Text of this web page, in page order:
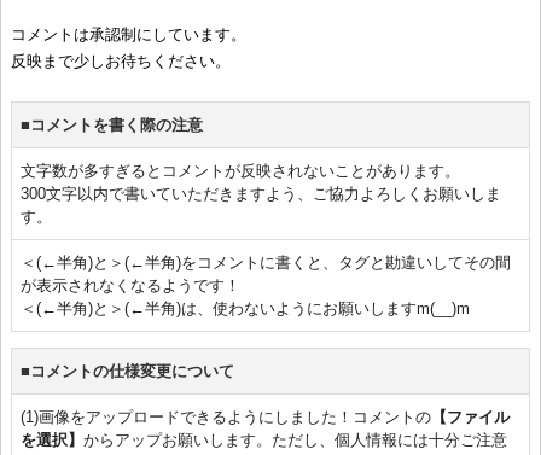
コメントは承認制にしています。
反映まで少しお待ちください。
■コメントを書く際の注意
文字数が多すぎるとコメントが反映されないことがあります。
300文字以内で書いていただきますよう、ご協力よろしくお願いしま
す。
＜(←半角)と＞(←半角)をコメントに書くと、タグと勘違いしてその間
が表示されなくなるようです！
＜(←半角)と＞(←半角)は、使わないようにお願いしますm(__)m
■コメントの仕様変更について
(1)画像をアップロードできるようにしました！コメントの【ファイル
を選択】 からアップお願いします。ただし、個人情報には十分ご注意